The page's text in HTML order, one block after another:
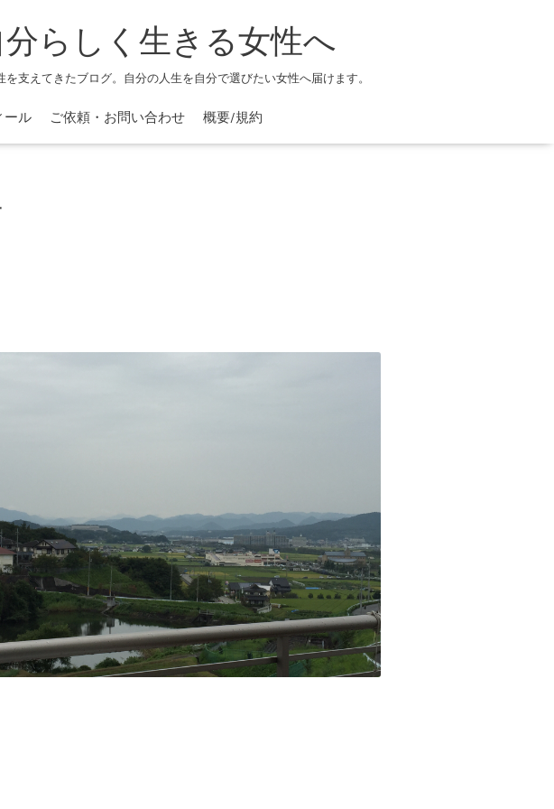
らしく生きる女性へ
支えてきたブログ。自分の人生を自分で選びたい女性へ届けます。
ール ご依頼・お問い合わせ 概要/規約